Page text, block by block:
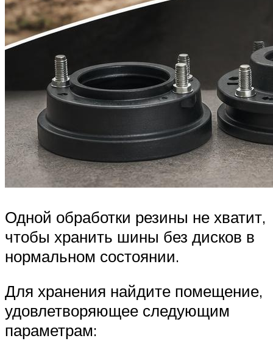
Одной обработки резины не хватит,
чтобы хранить шины без дисков в
нормальном состоянии.
Для хранения найдите помещение,
удовлетворяющее следующим
параметрам: